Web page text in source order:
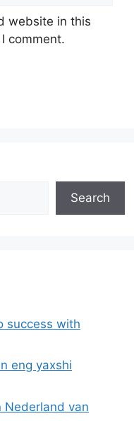
website in this
comment.
Search
success with
eng yaxshi
Nederland van